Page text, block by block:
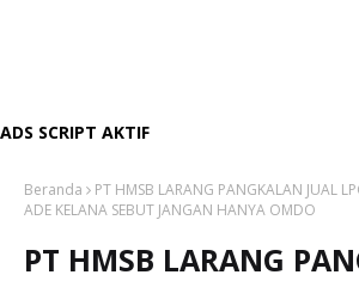
ADS SCRIPT AKTIF
Beranda
PT HMSB LARANG PANGKALAN JUAL
ADE KELANA SEBUT JANGAN HANYA OMDO
PT HMSB LARANG